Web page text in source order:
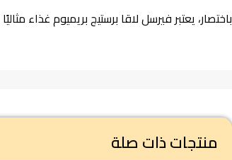
باختصار، يعتبر فيرسل لاقا برستيج بريميوم غذاء
منتجات ذات صلة